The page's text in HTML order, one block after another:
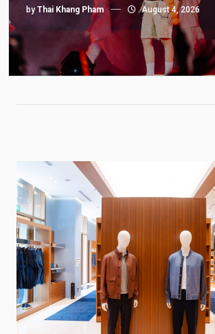
by Thai Khang Pham August 4, 2026